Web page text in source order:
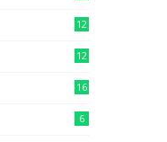
12
12
16
6